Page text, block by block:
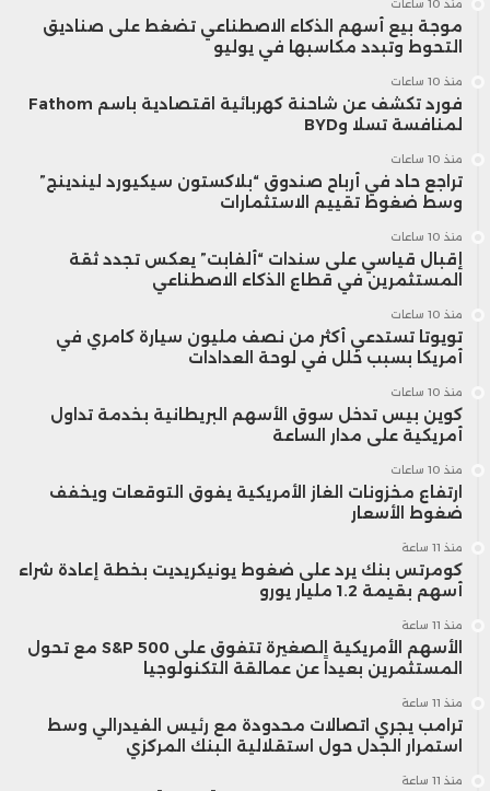
منذ 10 ساعات
موجة بيع أسهم الذكاء الاصطناعي تضغط على صناديق
التحوط وتبدد مكاسبها في يوليو
منذ 10 ساعات
فورد تكشف عن شاحنة كهربائية اقتصادية باسم Fathom
لمنافسة تسلا وBYD
منذ 10 ساعات
تراجع حاد في أرباح صندوق “بلاكستون سيكيورد ليندينج”
وسط ضغوط تقييم الاستثمارات
منذ 10 ساعات
إقبال قياسي على سندات “ألفابت” يعكس تجدد ثقة
المستثمرين في قطاع الذكاء الاصطناعي
منذ 10 ساعات
تويوتا تستدعي أكثر من نصف مليون سيارة كامري في
أمريكا بسبب خلل في لوحة العدادات
منذ 10 ساعات
كوين بيس تدخل سوق الأسهم البريطانية بخدمة تداول
أمريكية على مدار الساعة
منذ 10 ساعات
ارتفاع مخزونات الغاز الأمريكية يفوق التوقعات ويخفف
ضغوط الأسعار
منذ 11 ساعة
كومرتس بنك يرد على ضغوط يونيكريديت بخطة إعادة شراء
أسهم بقيمة 1.2 مليار يورو
منذ 11 ساعة
الأسهم الأمريكية الصغيرة تتفوق على S&P 500 مع تحول
المستثمرين بعيداً عن عمالقة التكنولوجيا
منذ 11 ساعة
ترامب يجري اتصالات محدودة مع رئيس الفيدرالي وسط
استمرار الجدل حول استقلالية البنك المركزي
منذ 11 ساعة